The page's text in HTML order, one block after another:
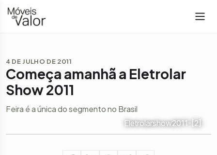
4 DE JULHO DE 2011
Começa amanhã a Eletrolar
Show 2011
Feira é a única do segmento no Brasil
Eletrolarshow2011-[2]